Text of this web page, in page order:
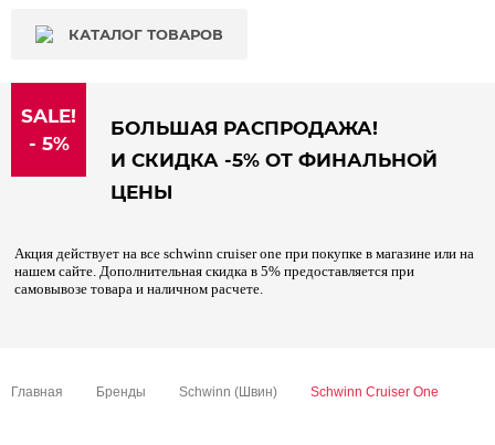
КАТАЛОГ ТОВАРОВ
SALE!
- 5%
БОЛЬШАЯ РАСПРОДАЖА!
И СКИДКА -5% ОТ ФИНАЛЬНОЙ
ЦЕНЫ
Акция действует на все schwinn cruiser one при покупке в магазине или на
нашем сайте. Дополнительная скидка в 5% предоставляется при
самовывозе товара и наличном расчете.
Главная Бренды Schwinn (Швин) Schwinn Cruiser One